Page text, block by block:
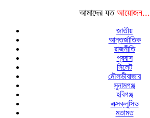
আমাদের যত আয়োজন...
জাতীয়
আন্তর্জাতিক
রাজনীতি
প্রবাস
সিলেট
মৌলভীবাজার
সুনামগঞ্জ
হবিগঞ্জ
এক্সক্লুসিভ
মতামত